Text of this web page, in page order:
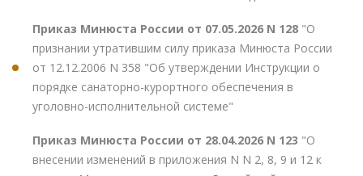
Приказ Минюста России от 07.05.2026 N 128 "О
признании утратившим силу приказа Минюста России
от 12.12.2006 N 358 "Об утверждении Инструкции о
порядке санаторно-курортного обеспечения в
уголовно-исполнительной системе"
Приказ Минюста России от 28.04.2026 N 123 "О
внесении изменений в приложения N N 2, 8, 9 и 12 к